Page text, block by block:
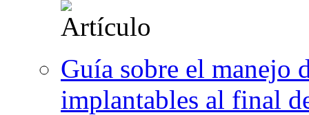
Guía sobre el manejo
implantables al final